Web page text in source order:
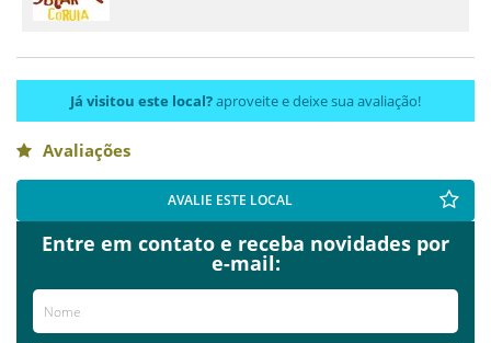
Já visitou este local?aproveite e deixe sua avaliação!
Avaliações
AVALIE ESTE LOCAL
Entre em contato e receba novidades por
e-mail: